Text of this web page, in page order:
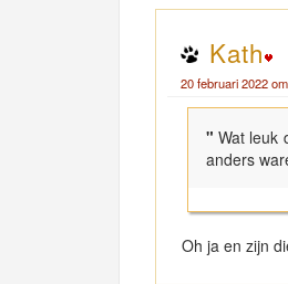
Kath
20 februari 2022
"Wat leuk
anders
Oh ja en zijn